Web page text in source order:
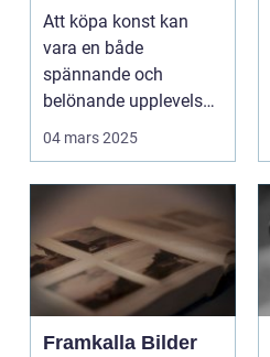
Att köpa konst kan
vara en både
spännande och
belönande upplevelse.
Det handlar...
04 mars 2025
Framkalla Bilder